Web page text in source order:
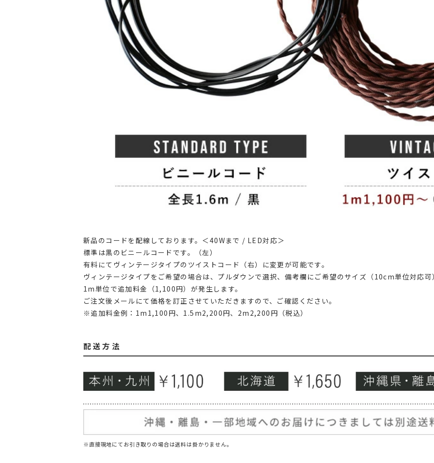
新品のコードを配線しております。＜40Wまで / LED対応＞
標準は黒のビニールコードです。（左）
有料にてヴィンテージタイプのツイストコード（右）に変更が可能です。
ヴィンテージタイプをご希望の場合は、プルダウンで選択、備考欄にご希望のサイズ（10cm単位対応可
1m単位で追加料金（1,100円）が発生します。
ご注文後メールにて価格を訂正させていただきますので、ご確認ください。
※追加料金例：1m1,100円、1.5m2,200円、2m2,200円（税込）
配送方法
※直接現地にてお引き取りの場合は送料は掛かりません。